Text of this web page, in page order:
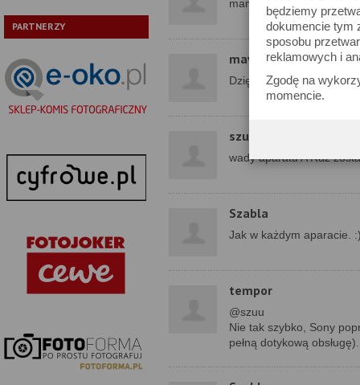
będziemy
dokumencie tym
sposobu
reklamowych i
Zgodę na
momencie.
PARTNERZY
mam nadzieje , ze ten
mav
Dzięki za test :)
szuu
wady aparatu A Raz
Szabla
Jak w każdym aparacie.
tempor
@szuu
Nie tak szybko, Sony
pełną dotykową obsługę).